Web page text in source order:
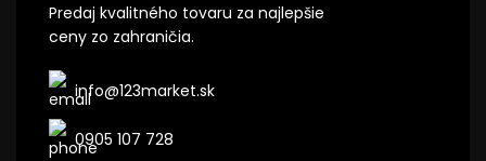
Predaj kvalitného tovaru za najlepšie
ceny zo zahraničia.
info@123market.sk
0905 107 728